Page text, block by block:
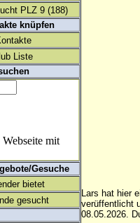
PLZ 9 (188)
knüpfen
Liste
mit
Gesuche
bietet
gesucht
Lars hat hier
verüffentlicht
08.05.2026.